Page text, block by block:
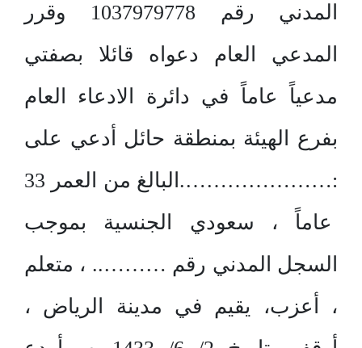
المدني رقم 1037979778 وقرر
المدعي العام دعواه قائلا بصفتي
مدعياً عاماً في دائرة الادعاء العام
بفرع الهيئة بمنطقة حائل أدعي على
:………………….البالغ من العمر 33
عاماً ، سعودي الجنسية بموجب
السجل المدني رقم ……….. ، متعلم
، أعزب، يقيم في مدينة الرياض ،